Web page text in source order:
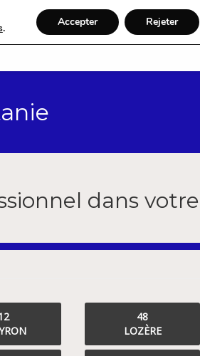
Par région
dans votre
48
LOZÈRE
. Accepter Rejeter